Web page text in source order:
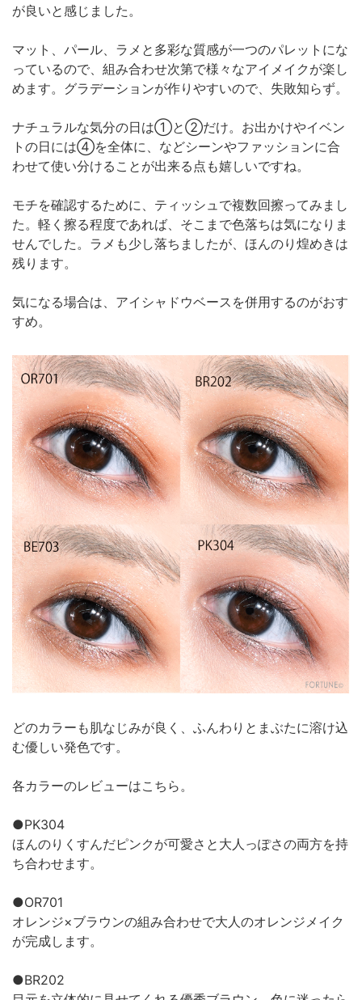
が良いと感じました。
マット、パール、ラメと多彩な質感が一つのパレットにな
っているので、組み合わせ次第で様々なアイメイクが楽し
めます。グラデーションが作りやすいので、失敗知らず。
ナチュラルな気分の日は①と②だけ。お出かけやイベン
トの日には④を全体に、などシーンやファッションに合
わせて使い分けることが出来る点も嬉しいですね。
モチを確認するために、ティッシュで複数回擦ってみまし
た。軽く擦る程度であれば、そこまで色落ちは気になりま
せんでした。ラメも少し落ちましたが、ほんのり煌めきは
残ります。
気になる場合は、アイシャドウベースを併用するのがおす
すめ。
どのカラーも肌なじみが良く、ふんわりとまぶたに溶け込
む優しい発色です。
各カラーのレビューはこちら。
●PK304
ほんのりくすんだピンクが可愛さと大人っぽさの両方を持
ち合わせます。
●OR701
オレンジ×ブラウンの組み合わせで大人のオレンジメイク
が完成します。
●BR202